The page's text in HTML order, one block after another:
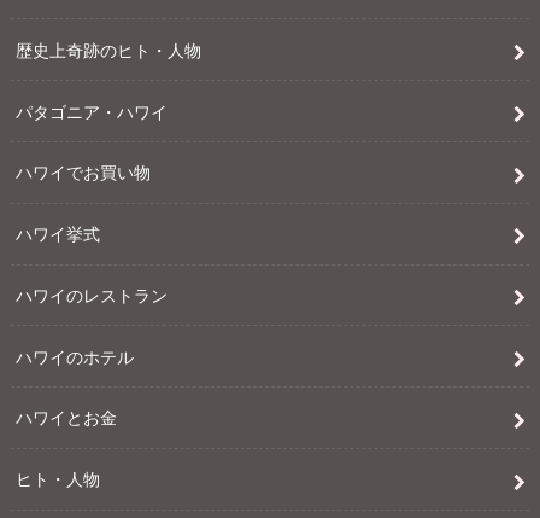
歴史上奇跡のヒト・人物
パタゴニア・ハワイ
ハワイでお買い物
ハワイ挙式
ハワイのレストラン
ハワイのホテル
ハワイとお金
ヒト・人物